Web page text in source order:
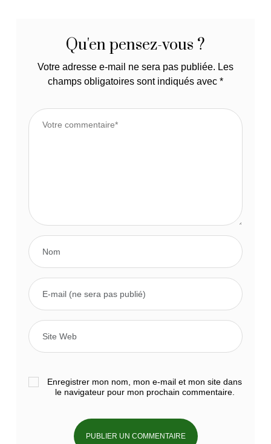
Qu'en pensez-vous ?
Votre adresse e-mail ne sera pas publiée. Les
champs obligatoires sont indiqués avec *
Enregistrer mon nom, mon e-mail et mon site dans
le navigateur pour mon prochain commentaire.